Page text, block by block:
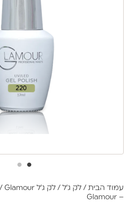
עמוד הבית / לק ג'ל / לק ג'ל Glamour
– Glamour